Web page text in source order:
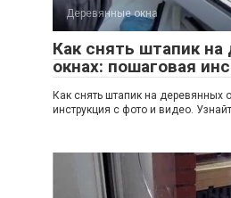
Деревянные окна
Как снять штапик
окнах: пошаговая
Как снять штапик на деревянных
инструкция с фото и видео.